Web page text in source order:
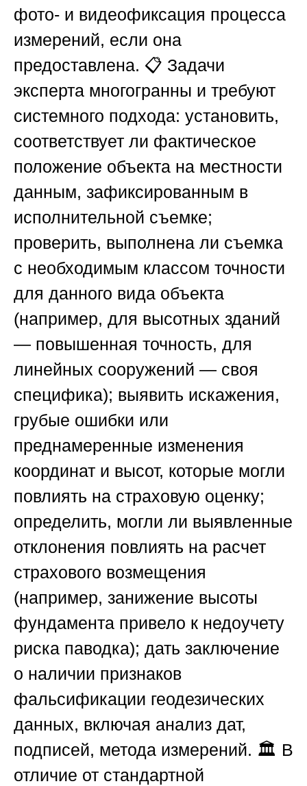
фото- и видеофиксация процесса
измерений, если она
предоставлена. 📋 Задачи
эксперта многогранны и требуют
системного подхода: установить,
соответствует ли фактическое
положение объекта на местности
данным, зафиксированным в
исполнительной съемке;
проверить, выполнена ли съемка
с необходимым классом точности
для данного вида объекта
(например, для высотных зданий
— повышенная точность, для
линейных сооружений — своя
специфика); выявить искажения,
грубые ошибки или
преднамеренные изменения
координат и высот, которые могли
повлиять на страховую оценку;
определить, могли ли выявленные
отклонения повлиять на расчет
страхового возмещения
(например, занижение высоты
фундамента привело к недоучету
риска паводка); дать заключение
о наличии признаков
фальсификации геодезических
данных, включая анализ дат,
подписей, метода измерений. 🏛️ В
отличие от стандартной